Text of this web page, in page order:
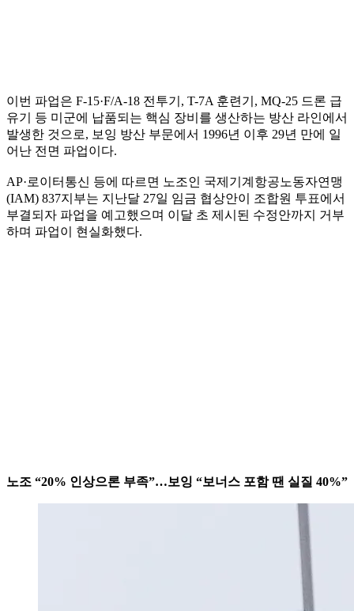
이번 파업은 F-15·F/A-18 전투기, T-7A 훈련기, MQ-25 드론 급
유기 등 미군에 납품되는 핵심 장비를 생산하는 방산 라인에서
발생한 것으로, 보잉 방산 부문에서 1996년 이후 29년 만에 일
어난 전면 파업이다.
AP·로이터통신 등에 따르면 노조인 국제기계항공노동자연맹
(IAM) 837지부는 지난달 27일 임금 협상안이 조합원 투표에서
부결되자 파업을 예고했으며 이달 초 제시된 수정안까지 거부
하며 파업이 현실화했다.
노조 “20% 인상으론 부족”…보잉 “보너스 포함 땐 실질 40%”